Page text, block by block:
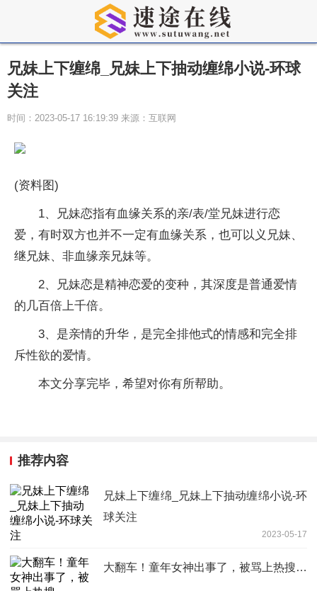
兄妹上下缠绵_兄妹上下抽动缠绵小说-环球
关注
时间：2023-05-17 16:19:39 来源：互联网
(资料图)
1、兄妹恋指有血缘关系的亲/表/堂兄妹进行恋
爱，有时双方也并不一定有血缘关系，也可以义兄妹、
继兄妹、非血缘亲兄妹等。
2、兄妹恋是精神恋爱的变种，其深度是普通爱情
的几百倍上千倍。
3、是亲情的升华，是完全排他式的情感和完全排
斥性欲的爱情。
本文分享完毕，希望对你有所帮助。
推荐内容
兄妹上下缠绵_兄妹上下抽动缠绵小说-环
球关注
2023-05-17
大翻车！童年女神出事了，被骂上热搜…